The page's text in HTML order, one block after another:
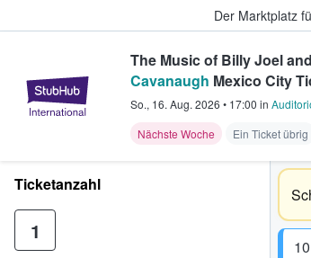
Der Marktplatz
StubHub - Wo Fans
The Music of Billy Joel
Cavanaugh Mexico City
So., 16. Aug. 2026 • 17:00 in
Nächste Woche
Ein Ticket übrig
Ticketanzahl
1